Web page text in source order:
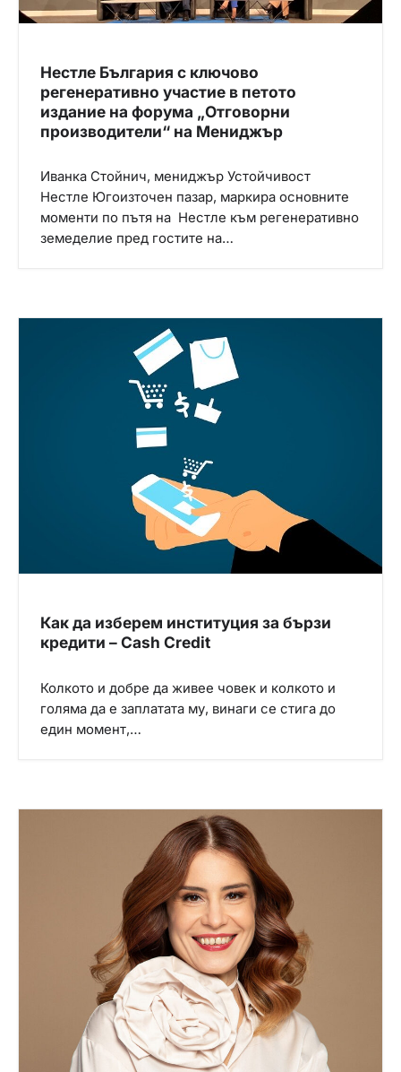
Нестле България с ключово
регенеративно участие в петото
издание на форумa „Отговорни
производители“ на Мениджър
Иванка Стойнич, мениджър Устойчивост
Нестле Югоизточен пазар, маркира основните
моменти по пътя на Нестле към регенеративно
земеделие пред гостите на…
Как да изберем институция за бързи
кредити – Cash Credit
Колкото и добре да живее човек и колкото и
голяма да е заплатата му, винаги се стига до
един момент,…